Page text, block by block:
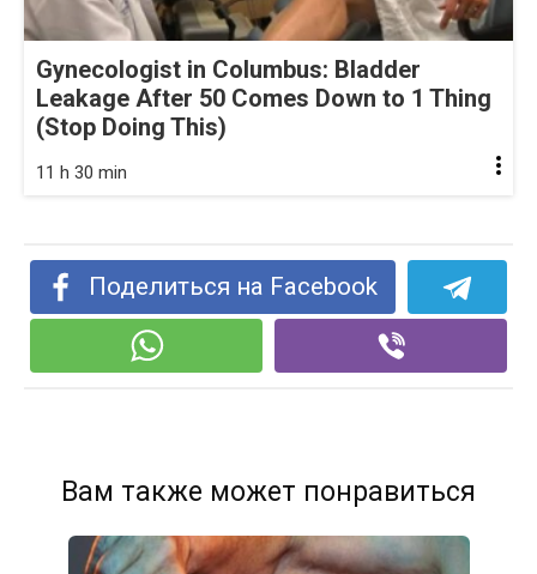
Gynecologist in Columbus: Bladder
Leakage After 50 Comes Down to 1 Thing
(Stop Doing This)
11 h 30 min
Поделиться на Facebook
Вам также может понравиться